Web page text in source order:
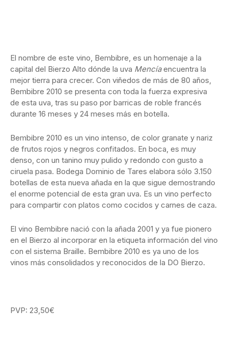
El nombre de este vino, Bembibre, es un homenaje a la
capital del Bierzo Alto dónde la uva Mencíaencuentra la
mejor tierra para crecer. Con viñedos de más de 80 años,
Bembibre 2010 se presenta con toda la fuerza expresiva
de esta uva, tras su paso por barricas de roble francés
durante 16 meses y 24 meses más en botella.
Bembibre 2010 es un vino intenso, de color granate y nariz
de frutos rojos y negros confitados. En boca, es muy
denso, con un tanino muy pulido y redondo con gusto a
ciruela pasa. Bodega Dominio de Tares elabora sólo 3.150
botellas de esta nueva añada en la que sigue demostrando
el enorme potencial de esta gran uva. Es un vino perfecto
para compartir con platos como cocidos y carnes de caza.
El vino Bembibre nació con la añada 2001 y ya fue pionero
en el Bierzo al incorporar en la etiqueta información del vino
con el sistema Braille. Bembibre 2010 es ya uno de los
vinos más consolidados y reconocidos de la DO Bierzo.
PVP: 23,50€